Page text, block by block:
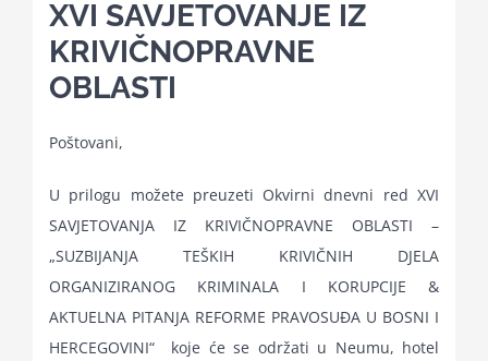
O nama
Kalendar aktivnosti
Publikacije
Projekti
XVI SAVJETOVANJE IZ
KRIVIČNOPRAVNE
OBLASTI
Poštovani,
U prilogu možete preuzeti Okvirni dnevni red XVI
SAVJETOVANJA IZ KRIVIČNOPRAVNE OBLASTI –
„SUZBIJANJA TEŠKIH KRIVIČNIH DJELA
ORGANIZIRANOG KRIMINALA I KORUPCIJE &
AKTUELNA PITANJA REFORME PRAVOSUĐA U BOSNI I
HERCEGOVINI“ koje će se održati u Neumu, hotel